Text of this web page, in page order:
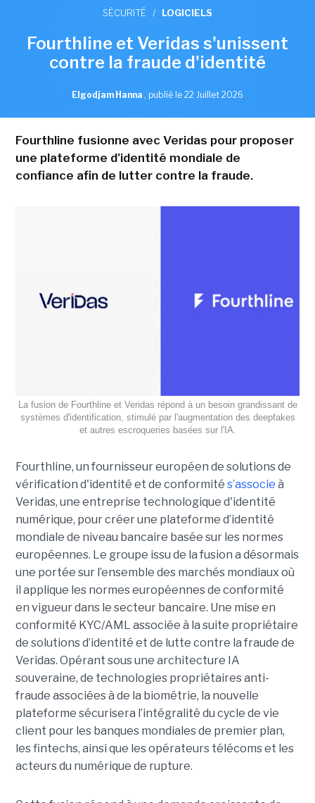
SÉCURITÉ / LOGICIELS
Fourthline et Veridas s'unissent
contre la fraude d'identité
Elgodjam Hanna , publié le 22 Juillet 2026
Fourthline fusionne avec Veridas pour proposer
une plateforme d'identité mondiale de
confiance afin de lutter contre la fraude.
La fusion de Fourthline et Veridas répond à un besoin grandissant de
systèmes d'identification, stimulé par l'augmentation des deepfakes
et autres escroqueries basées sur l'IA.
Fourthline, un fournisseur européen de solutions de
vérification d'identité et de conformité s’associe à
Veridas, une entreprise technologique d'identité
numérique, pour créer une plateforme d’identité
mondiale de niveau bancaire basée sur les normes
européennes. Le groupe issu de la fusion a désormais
une portée sur l’ensemble des marchés mondiaux où
il applique les normes européennes de conformité
en vigueur dans le secteur bancaire. Une mise en
conformité KYC/AML associée à la suite propriétaire
de solutions d’identité et de lutte contre la fraude de
Veridas. Opérant sous une architecture IA
souveraine, de technologies propriétaires anti-
fraude associées à de la biométrie, la nouvelle
plateforme sécurisera l’intégralité du cycle de vie
client pour les banques mondiales de premier plan,
les fintechs, ainsi que les opérateurs télécoms et les
acteurs du numérique de rupture.